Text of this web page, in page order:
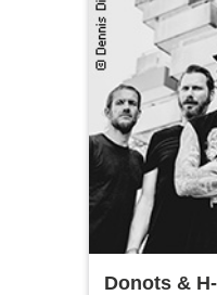
Donots &